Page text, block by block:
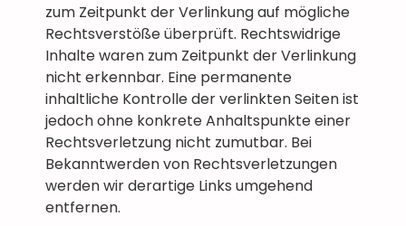
zum Zeitpunkt der Verlinkung auf mögliche
Rechtsverstöße überprüft. Rechtswidrige
Inhalte waren zum Zeitpunkt der Verlinkung
nicht erkennbar. Eine permanente
inhaltliche Kontrolle der verlinkten Seiten ist
jedoch ohne konkrete Anhaltspunkte einer
Rechtsverletzung nicht zumutbar. Bei
Bekanntwerden von Rechtsverletzungen
werden wir derartige Links umgehend
entfernen.